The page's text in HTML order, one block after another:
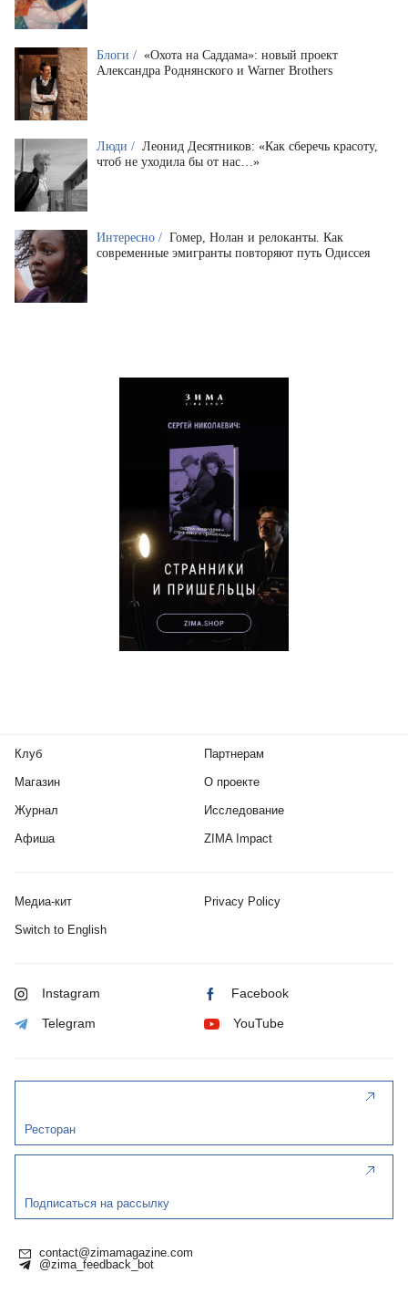
Блоги / «Охота на Саддама»: новый проект
Александра Роднянского и Warner Brothers
Люди / Леонид Десятников: «Как сберечь красоту,
чтоб не уходила бы от нас…»
Интересно / Гомер, Нолан и релоканты. Как
современные эмигранты повторяют путь Одиссея
Клуб
Магазин
Журнал
Афиша
Партнерам
О проекте
Исследование
ZIMA Impact
Медиа-кит Privacy Policy
Switch to English
Instagram Facebook
Telegram YouTube
Ресторан
Подписаться на рассылку
contact@zimamagazine.com
@zima_feedback_bot